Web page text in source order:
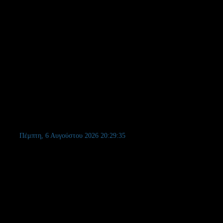
Πέμπτη, 6 Αυγούστου 2026 20:29:36